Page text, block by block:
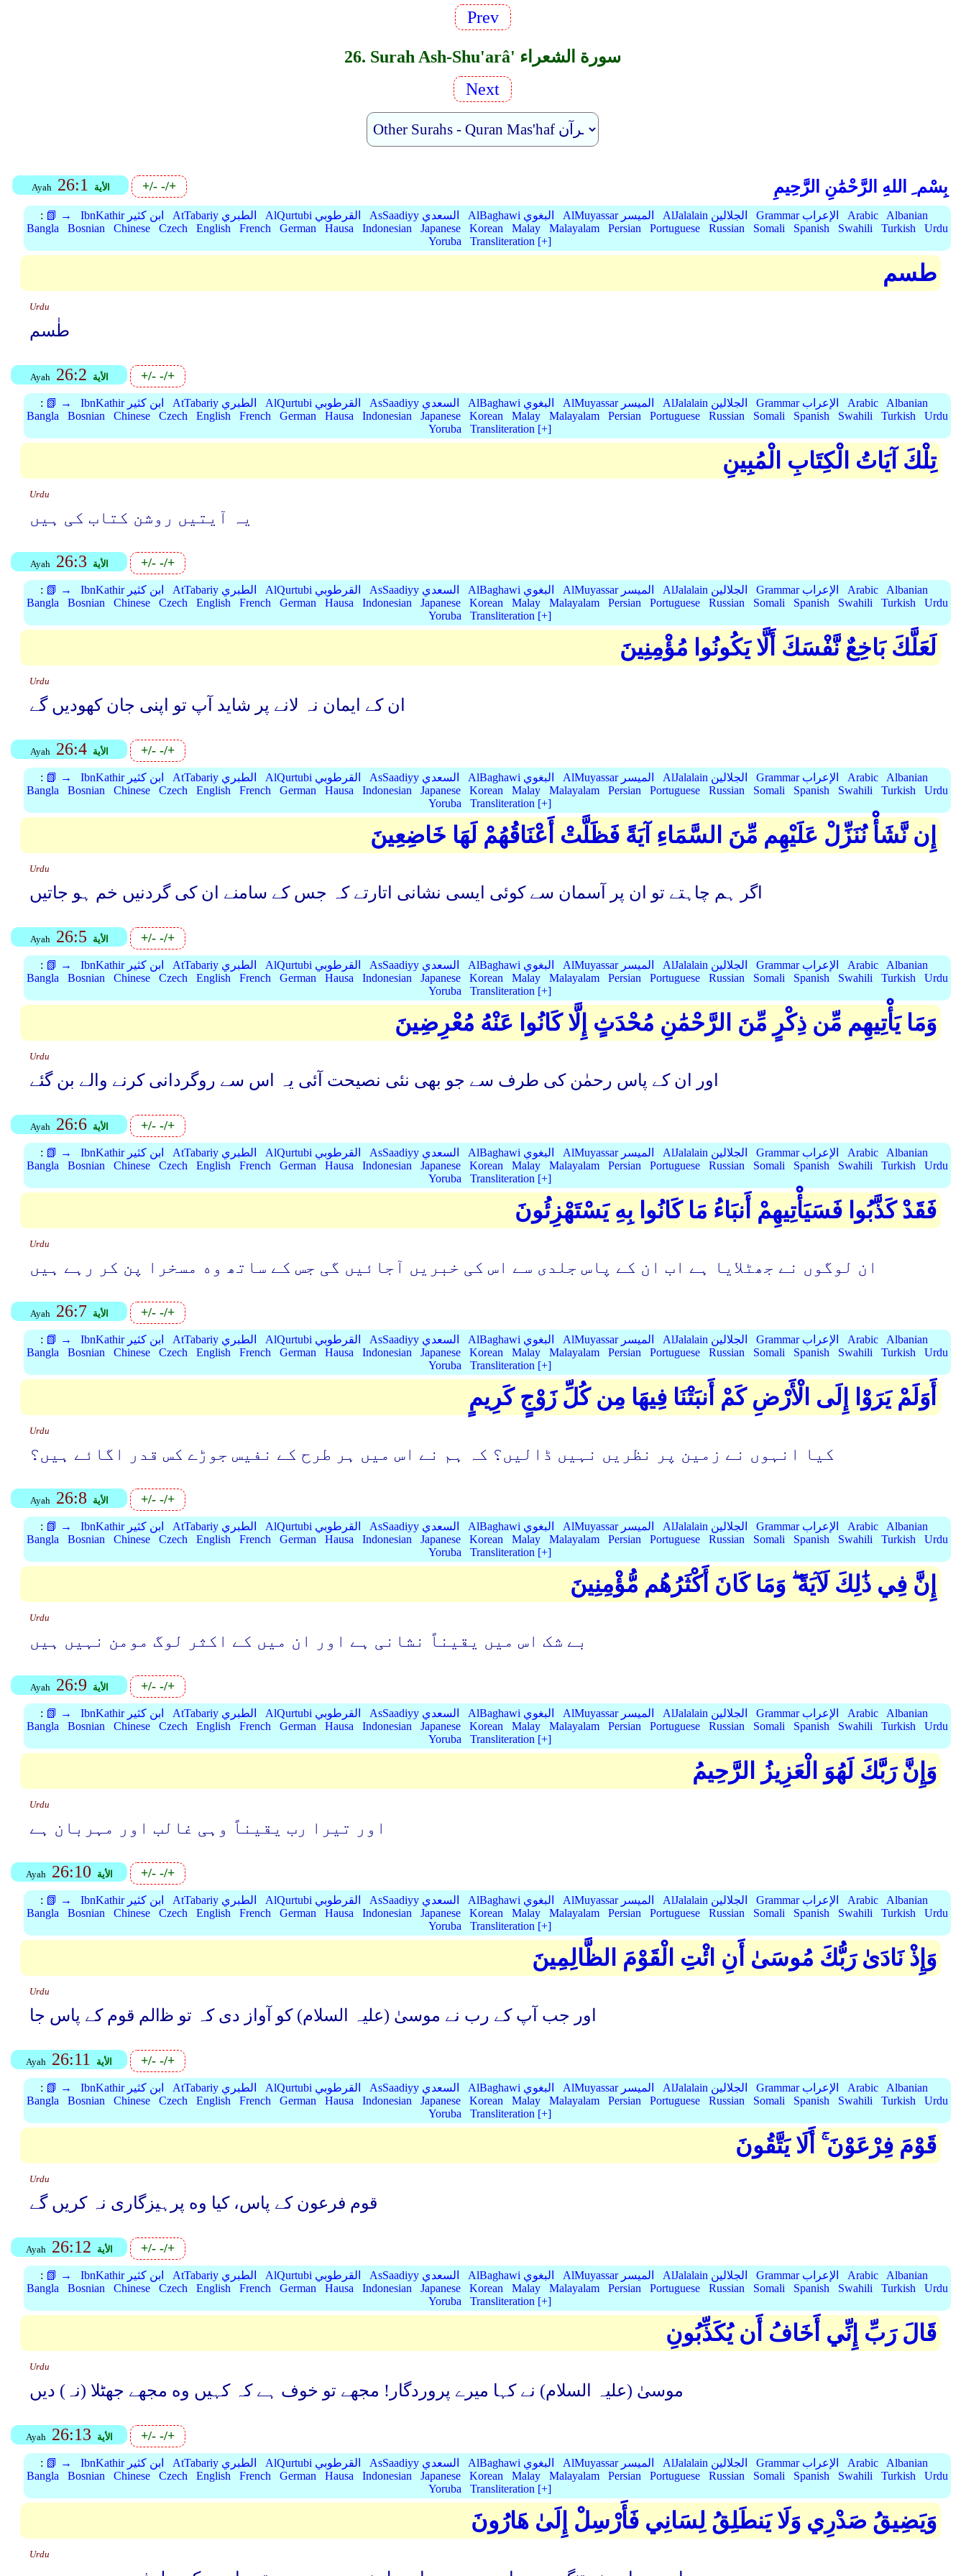
Prev
26. Surah Ash-Shu'arâ' سورة الشعراء
Next
Ayah 26:1 الأية +/--/+ بِسْم ِ اللهِ الرَّحْمَٰنِ الرَّحِيمِ
: 📗 → IbnKathir ابن كثير AtTabariy الطبري AlQurtubi القرطوبي AsSaadiyy السعدي AlBaghawi البغوي AlMuyassar الميسر AlJalalain الجلالين Grammar الإعراب Arabic
Albanian
Bangla
Bosnian Chinese Czech English French German Hausa Indonesian Japanese Korean Malay Malayalam Persian Portuguese Russian Somali Spanish Swahili Turkish
Urdu
Yoruba
Transliteration [+]
طسم
Urdu
طٰسم
Ayah 26:2 الأية +/--/+
: 📗 → IbnKathir ابن كثير AtTabariy الطبري AlQurtubi القرطوبي AsSaadiyy السعدي AlBaghawi البغوي AlMuyassar الميسر AlJalalain الجلالين Grammar الإعراب Arabic
Albanian
Bangla
Bosnian Chinese Czech English French German Hausa Indonesian Japanese Korean Malay Malayalam Persian Portuguese Russian Somali Spanish Swahili Turkish
Urdu
Yoruba
Transliteration [+]
تِلْكَ آيَاتُ الْكِتَابِ الْمُبِينِ
Urdu
یہ آیتیں روشن کتاب کی ہیں
Ayah 26:3 الأية +/--/+
: 📗 → IbnKathir ابن كثير AtTabariy الطبري AlQurtubi القرطوبي AsSaadiyy السعدي AlBaghawi البغوي AlMuyassar الميسر AlJalalain الجلالين Grammar الإعراب Arabic
Albanian
Bangla
Bosnian Chinese Czech English French German Hausa Indonesian Japanese Korean Malay Malayalam Persian Portuguese Russian Somali Spanish Swahili Turkish
Urdu
Yoruba
Transliteration [+]
لَعَلَّكَ بَاخِعٌ نَّفْسَكَ أَلَّا يَكُونُوا مُؤْمِنِينَ
Urdu
ان کے ایمان نہ ﻻنے پر شاید آپ تو اپنی جان کھودیں گے
Ayah 26:4 الأية +/--/+
: 📗 → IbnKathir ابن كثير AtTabariy الطبري AlQurtubi القرطوبي AsSaadiyy السعدي AlBaghawi البغوي AlMuyassar الميسر AlJalalain الجلالين Grammar الإعراب Arabic
Albanian
Bangla
Bosnian Chinese Czech English French German Hausa Indonesian Japanese Korean Malay Malayalam Persian Portuguese Russian Somali Spanish Swahili Turkish
Urdu
Yoruba
Transliteration [+]
إِن نَّشَأْ نُنَزِّلْ عَلَيْهِم مِّنَ السَّمَاءِ آيَةً فَظَلَّتْ أَعْنَاقُهُمْ لَهَا خَاضِعِينَ
Urdu
اگر ہم چاہتے تو ان پر آسمان سے کوئی ایسی نشانی اتارتے کہ جس کے سامنے ان کی گردنیں خم ہو جاتیں
Ayah 26:5 الأية +/--/+
: 📗 → IbnKathir ابن كثير AtTabariy الطبري AlQurtubi القرطوبي AsSaadiyy السعدي AlBaghawi البغوي AlMuyassar الميسر AlJalalain الجلالين Grammar الإعراب Arabic
Albanian
Bangla
Bosnian Chinese Czech English French German Hausa Indonesian Japanese Korean Malay Malayalam Persian Portuguese Russian Somali Spanish Swahili Turkish
Urdu
Yoruba
Transliteration [+]
وَمَا يَأْتِيهِم مِّن ذِكْرٍ مِّنَ الرَّحْمَٰنِ مُحْدَثٍ إِلَّا كَانُوا عَنْهُ مُعْرِضِينَ
Urdu
اور ان کے پاس رحمٰن کی طرف سے جو بھی نئی نصیحت آئی یہ اس سے روگردانی کرنے والے بن گئے
Ayah 26:6 الأية +/--/+
: 📗 → IbnKathir ابن كثير AtTabariy الطبري AlQurtubi القرطوبي AsSaadiyy السعدي AlBaghawi البغوي AlMuyassar الميسر AlJalalain الجلالين Grammar الإعراب Arabic
Albanian
Bangla
Bosnian Chinese Czech English French German Hausa Indonesian Japanese Korean Malay Malayalam Persian Portuguese Russian Somali Spanish Swahili Turkish
Urdu
Yoruba
Transliteration [+]
فَقَدْ كَذَّبُوا فَسَيَأْتِيهِمْ أَنبَاءُ مَا كَانُوا بِهِ يَسْتَهْزِئُونَ
Urdu
ان لوگوں نے جھٹلایا ہے اب ان کے پاس جلدی سے اس کی خبریں آجائیں گی جس کے ساتھ وه مسخرا پن کر رہے ہیں
Ayah 26:7 الأية +/--/+
: 📗 → IbnKathir ابن كثير AtTabariy الطبري AlQurtubi القرطوبي AsSaadiyy السعدي AlBaghawi البغوي AlMuyassar الميسر AlJalalain الجلالين Grammar الإعراب Arabic
Albanian
Bangla
Bosnian Chinese Czech English French German Hausa Indonesian Japanese Korean Malay Malayalam Persian Portuguese Russian Somali Spanish Swahili Turkish
Urdu
Yoruba
Transliteration [+]
أَوَلَمْ يَرَوْا إِلَى الْأَرْضِ كَمْ أَنبَتْنَا فِيهَا مِن كُلِّ زَوْجٍ كَرِيمٍ
Urdu
کیا انہوں نے زمین پر نظریں نہیں ڈالیں؟ کہ ہم نے اس میں ہر طرح کے نفیس جوڑے کس قدر اگائے ہیں؟
Ayah 26:8 الأية +/--/+
: 📗 → IbnKathir ابن كثير AtTabariy الطبري AlQurtubi القرطوبي AsSaadiyy السعدي AlBaghawi البغوي AlMuyassar الميسر AlJalalain الجلالين Grammar الإعراب Arabic
Albanian
Bangla
Bosnian Chinese Czech English French German Hausa Indonesian Japanese Korean Malay Malayalam Persian Portuguese Russian Somali Spanish Swahili Turkish
Urdu
Yoruba
Transliteration [+]
إِنَّ فِي ذَٰلِكَ لَآيَةً ۖ وَمَا كَانَ أَكْثَرُهُم مُّؤْمِنِينَ
Urdu
بے شک اس میں یقیناً نشانی ہے اور ان میں کے اکثر لوگ مومن نہیں ہیں
Ayah 26:9 الأية +/--/+
: 📗 → IbnKathir ابن كثير AtTabariy الطبري AlQurtubi القرطوبي AsSaadiyy السعدي AlBaghawi البغوي AlMuyassar الميسر AlJalalain الجلالين Grammar الإعراب Arabic
Albanian
Bangla
Bosnian Chinese Czech English French German Hausa Indonesian Japanese Korean Malay Malayalam Persian Portuguese Russian Somali Spanish Swahili Turkish
Urdu
Yoruba
Transliteration [+]
وَإِنَّ رَبَّكَ لَهُوَ الْعَزِيزُ الرَّحِيمُ
Urdu
اور تیرا رب یقیناً وہی غالب اور مہربان ہے
Ayah 26:10 الأية +/--/+
: 📗 → IbnKathir ابن كثير AtTabariy الطبري AlQurtubi القرطوبي AsSaadiyy السعدي AlBaghawi البغوي AlMuyassar الميسر AlJalalain الجلالين Grammar الإعراب Arabic
Albanian
Bangla
Bosnian Chinese Czech English French German Hausa Indonesian Japanese Korean Malay Malayalam Persian Portuguese Russian Somali Spanish Swahili Turkish
Urdu
Yoruba
Transliteration [+]
وَإِذْ نَادَىٰ رَبُّكَ مُوسَىٰ أَنِ ائْتِ الْقَوْمَ الظَّالِمِينَ
Urdu
اور جب آپ کے رب نے موسیٰ (علیہ السلام) کو آواز دی کہ تو ﻇالم قوم کے پاس جا
Ayah 26:11 الأية +/--/+
: 📗 → IbnKathir ابن كثير AtTabariy الطبري AlQurtubi القرطوبي AsSaadiyy السعدي AlBaghawi البغوي AlMuyassar الميسر AlJalalain الجلالين Grammar الإعراب Arabic
Albanian
Bangla
Bosnian Chinese Czech English French German Hausa Indonesian Japanese Korean Malay Malayalam Persian Portuguese Russian Somali Spanish Swahili Turkish
Urdu
Yoruba
Transliteration [+]
قَوْمَ فِرْعَوْنَ ۚ أَلَا يَتَّقُونَ
Urdu
قوم فرعون کے پاس، کیا وه پرہیزگاری نہ کریں گے
Ayah 26:12 الأية +/--/+
: 📗 → IbnKathir ابن كثير AtTabariy الطبري AlQurtubi القرطوبي AsSaadiyy السعدي AlBaghawi البغوي AlMuyassar الميسر AlJalalain الجلالين Grammar الإعراب Arabic
Albanian
Bangla
Bosnian Chinese Czech English French German Hausa Indonesian Japanese Korean Malay Malayalam Persian Portuguese Russian Somali Spanish Swahili Turkish
Urdu
Yoruba
Transliteration [+]
قَالَ رَبِّ إِنِّي أَخَافُ أَن يُكَذِّبُونِ
Urdu
موسیٰ (علیہ السلام) نے کہا میرے پروردگار! مجھے تو خوف ہے کہ کہیں وه مجھے جھٹلا (نہ) دیں
Ayah 26:13 الأية +/--/+
: 📗 → IbnKathir ابن كثير AtTabariy الطبري AlQurtubi القرطوبي AsSaadiyy السعدي AlBaghawi البغوي AlMuyassar الميسر AlJalalain الجلالين Grammar الإعراب Arabic
Albanian
Bangla
Bosnian Chinese Czech English French German Hausa Indonesian Japanese Korean Malay Malayalam Persian Portuguese Russian Somali Spanish Swahili Turkish
Urdu
Yoruba
Transliteration [+]
وَيَضِيقُ صَدْرِي وَلَا يَنطَلِقُ لِسَانِي فَأَرْسِلْ إِلَىٰ هَارُونَ
Urdu